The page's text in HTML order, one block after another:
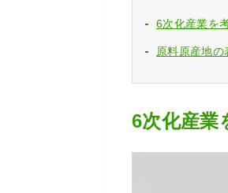
6次化産業を
原料原産地の
6次化産業